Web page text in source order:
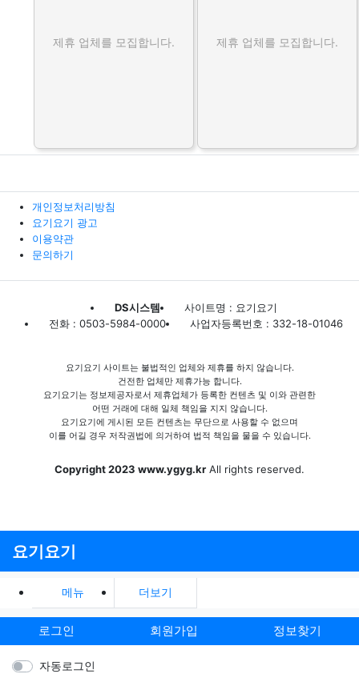
제휴 업체를 모집합니다. 제휴 업체를 모집합니다.
개인정보처리방침
요기요기 광고
이용약관
문의하기
DS시스템
사이트명 : 요기요기
전화 : 0503-5984-0000
사업자등록번호 : 332-18-01046
요기요기 사이트는 불법적인 업체와 제휴를 하지 않습니다.
건전한 업체만 제휴가능 합니다.
요기요기는 정보제공자로서 제휴업체가 등록한 컨텐츠 및 이와 관련한
어떤 거래에 대해 일체 책임을 지지 않습니다.
요기요기에 게시된 모든 컨텐츠는 무단으로 사용할 수 없으며
이를 어길 경우 저작권법에 의거하여 법적 책임을 물을 수 있습니다.
Copyright 2023 www.ygyg.kr All rights reserved.
요기요기
메뉴 더보기
로그인 회원가입 정보찾기
자동로그인